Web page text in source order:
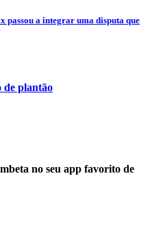
passou a integrar uma disputa que
de plantão
no seu app favorito de